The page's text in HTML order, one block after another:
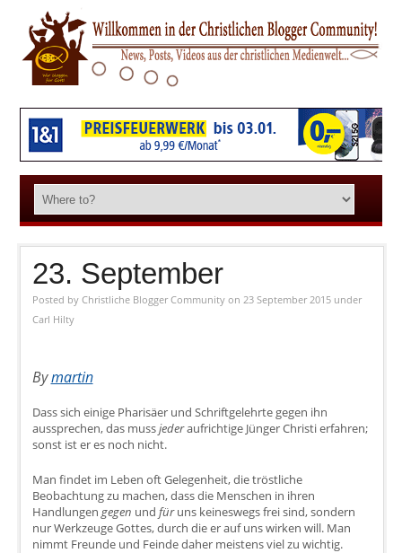
23. September
Posted by Christliche Blogger Community on 23 September 2015 under
Carl Hilty
Bymartin
Dass sich einige Pharisäer und Schriftgelehrte gegen ihn
aussprechen, das mussjederaufrichtige Jünger Christi erfahren;
sonst ist er es noch nicht.
Man findet im Leben oft Gelegenheit, die tröstliche
Beobachtung zu machen, dass die Menschen in ihren
Handlungen gegen und füruns keineswegs frei sind, sondern
nur Werkzeuge Gottes, durch die er auf uns wirken will. Man
nimmt Freunde und Feinde daher meistens viel zu wichtig.